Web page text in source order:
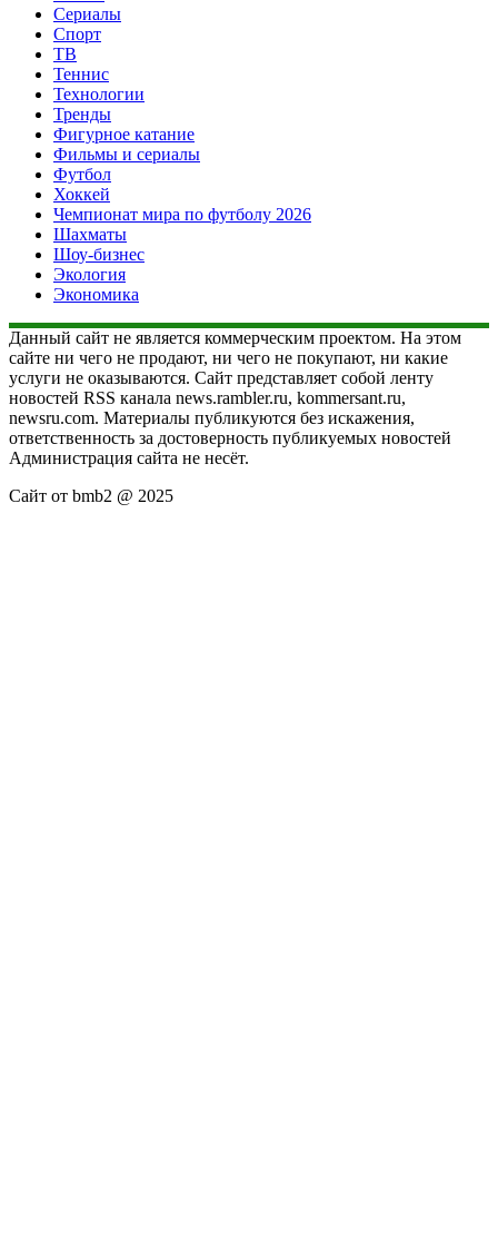
Сериалы
Спорт
ТВ
Теннис
Технологии
Тренды
Фигурное катание
Фильмы и сериалы
Футбол
Хоккей
Чемпионат мира по футболу 2026
Шахматы
Шоу-бизнес
Экология
Экономика
Данный сайт не является коммерческим проектом. На этом
сайте ни чего не продают, ни чего не покупают, ни какие
услуги не оказываются. Сайт представляет собой ленту
новостей RSS канала news.rambler.ru, kommersant.ru,
newsru.com. Материалы публикуются без искажения,
ответственность за достоверность публикуемых новостей
Администрация сайта не несёт.
Сайт от bmb2 @ 2025